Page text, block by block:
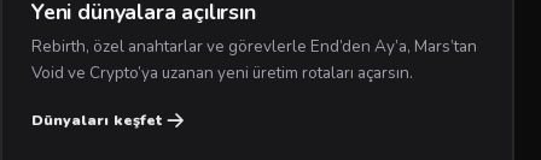
Yeni dünyalara açılırsın
Rebirth, özel anahtarlar ve görevlerle End’den Ay’a, Mars’tan
Void ve Crypto’ya uzanan yeni üretim rotaları açarsın.
Dünyaları keşfet